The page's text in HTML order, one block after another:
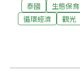
泰國 生態保育
循環經濟
觀光